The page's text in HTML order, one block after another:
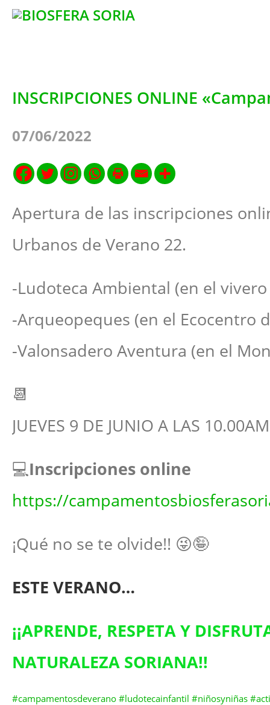
INSCRIPCIONES ONLINE
07/06/2022
Apertura de las inscripciones
Urbanos de Verano 22.
-Ludoteca Ambiental (en el
-Arqueopeques (en el Ecocentro
-Valonsadero Aventura (en el
📆
JUEVES 9 DE JUNIO A LAS 10.00AM
💻Inscripciones online
https://
¡Qué no se te olvide!! 😜🤪
ESTE VERANO…
¡¡APRENDE, RESPETA Y
NATURALEZA SORIANA!!
#campamentosdeverano #ludotecainfantil #niñosyniñas